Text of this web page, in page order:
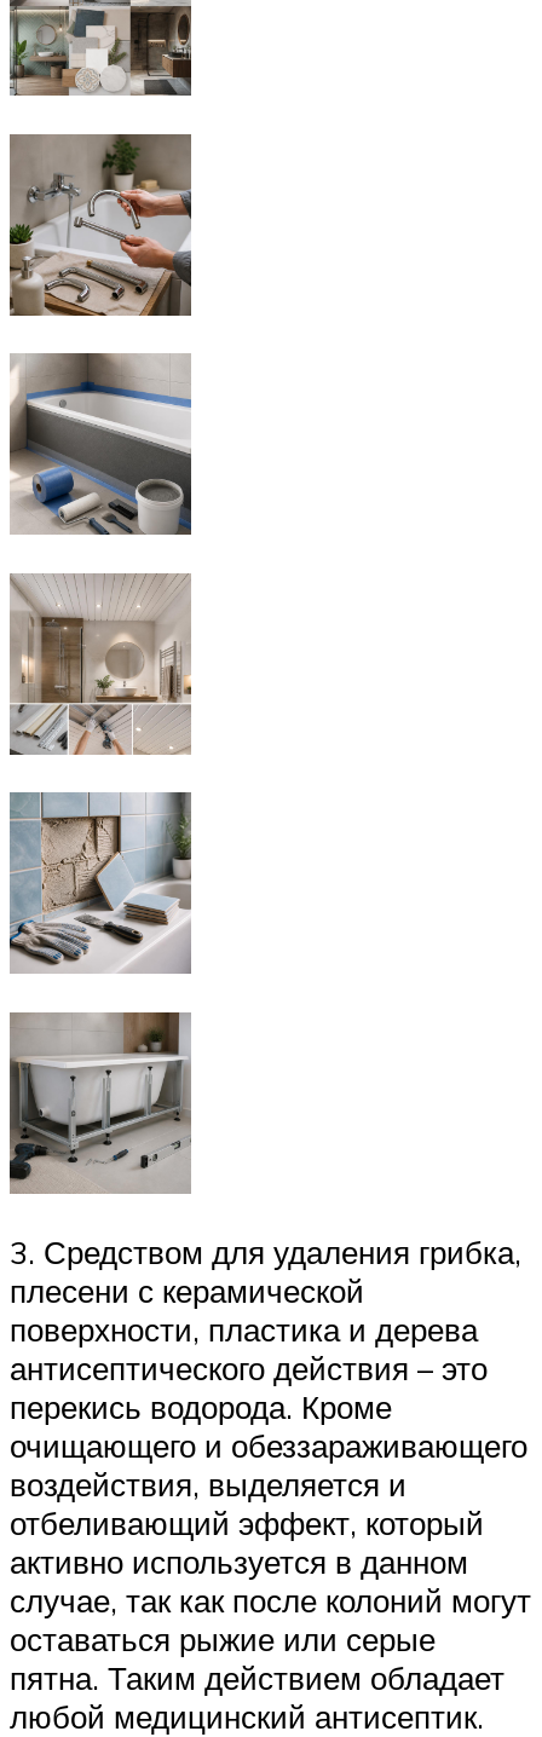
3. Средством для удаления грибка,
плесени с керамической
поверхности, пластика и дерева
антисептического действия – это
перекись водорода. Кроме
очищающего и обеззараживающего
воздействия, выделяется и
отбеливающий эффект, который
активно используется в данном
случае, так как после колоний могут
оставаться рыжие или серые
пятна. Таким действием обладает
любой медицинский антисептик.